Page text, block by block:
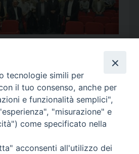
Ago 2026 >>
g v s
d
tecnologie simili per
il tuo consenso, anche per
e funzionalità semplici",
"misurazione" e
come specificato nella
acconsenti all'utilizzo dei